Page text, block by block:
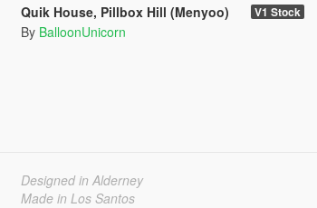
Quik House, Pillbox Hill (Menyoo) V1 Stock
By BalloonUnicorn
Designed in Alderney
Made in Los Santos